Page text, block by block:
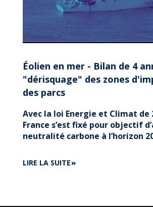
Éolien en mer - Bilan de 4
"dérisquage" des zones
des parcs
Avec la loi Energie et Climat de
France s’est fixé pour objectif
neutralité carbone à l’horizon
LIRE LA SUITEDE